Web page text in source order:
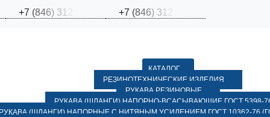
+7 (846) 31 +7 (846) 31
КАТАЛОГ
РЕЗИНОТЕХНИЧЕСКИЕ ИЗДЕЛИЯ
РУКАВА РЕЗИНОВЫЕ
РУКАВА (ШЛАНГИ) НАПОРНО-ВСАСЫВАЮЩИЕ ГОСТ 5398-
(ШЛАНГИ) НАПОРНЫЕ С НИТЯНЫМ УСИЛЕНИЕМ ГОСТ 10362-76